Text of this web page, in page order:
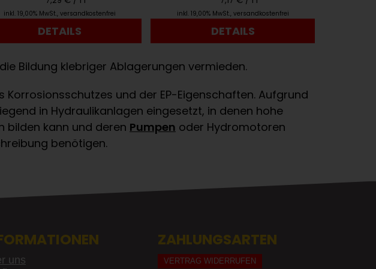
inkl. 19,00% MwSt. , versandkostenfrei
DETAILS
inkl. 19,00% MwSt. , versandkostenfrei
DETAILS
Bildung klebriger Ablagerungen vermieden.
und der EP-Eigenschaften. Aufgrund
in Hydraulikanlagen eingesetzt, in denen hohe
bilden kann und deren Pumpen oder Hydromotoren
benötigen.
uns
ZAHLUNGSARTEN
VERTRAG WIDERRUFEN